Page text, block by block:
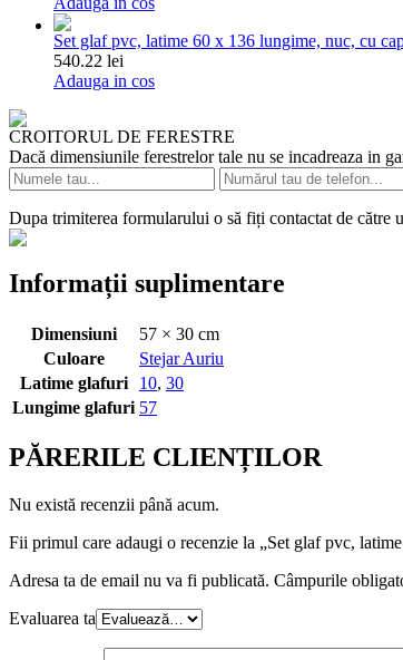
Set glaf pvc, latime 60 x 136 lungime, nuc, cu
540.22 lei
Adauga in cos
CROITORUL DE FERESTRE
Dacă dimensiunile ferestrelor tale nu se incadreaza in
Dupa trimiterea formularului o să fiți contactat de către
Informații suplimentare
Dimensiuni
57 × 30 cm
Culoare
Stejar Auriu
Latime glafuri
10, 30
Lungime glafuri 57
PĂRERILE CLIENȚILOR
Nu există recenzii până acum.
Fii primul care adaugi o recenzie la „Set glaf pvc,
Adresa ta de email nu va fi publicată. Câmpurile
Evaluarea ta